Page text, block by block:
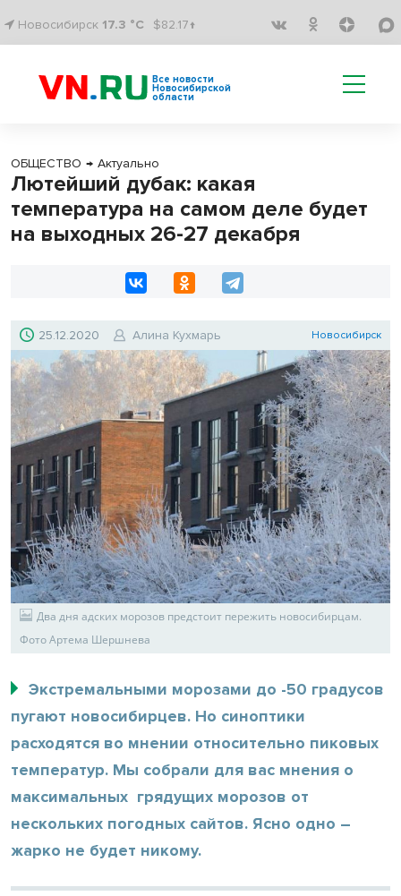
Новосибирск 17.3 °C $82.17↑
Все новости
Новосибирской
области
ОБЩЕСТВО → Актуально
Лютейший дубак: какая
температура на самом деле будет
на выходных 26-27 декабря
25.12.2020 Алина Кухмарь Новосибирск
Два дня адских морозов предстоит пережить новосибирцам.
Фото Артема Шершнева
Экстремальными морозами до -50 градусов
пугают новосибирцев. Но синоптики
расходятся во мнении относительно пиковых
температур. Мы собрали для вас мнения о
максимальных грядущих морозов от
нескольких погодных сайтов. Ясно одно –
жарко не будет никому.